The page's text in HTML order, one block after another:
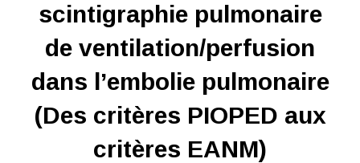
scintigraphie pulmonaire
de ventilation/perfusion
dans l’embolie pulmonaire
(Des critères PIOPED aux
critères EANM)